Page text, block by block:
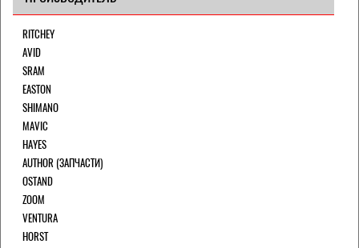
RITCHEY
AVID
SRAM
EASTON
SHIMANO
MAVIC
HAYES
AUTHOR (ЗАПЧАСТИ)
OSTAND
ZOOM
VENTURA
HORST